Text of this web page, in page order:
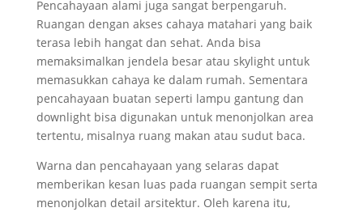
Pencahayaan alami juga sangat berpengaruh.
Ruangan dengan akses cahaya matahari yang baik
terasa lebih hangat dan sehat. Anda bisa
memaksimalkan jendela besar atau skylight untuk
memasukkan cahaya ke dalam rumah. Sementara
pencahayaan buatan seperti lampu gantung dan
downlight bisa digunakan untuk menonjolkan area
tertentu, misalnya ruang makan atau sudut baca.
Warna dan pencahayaan yang selaras dapat
memberikan kesan luas pada ruangan sempit serta
menonjolkan detail arsitektur. Oleh karena itu,